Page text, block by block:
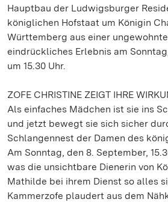
Hauptbau der Ludwigsburger
königlichen Hofstaat um Königin
Württemberg aus einer
eindrückliches Erlebnis am
um 15.30 Uhr.
ZOFE CHRISTINE ZEIGT IHRE
Als einfaches Mädchen ist sie ins
und jetzt bewegt sie sich sicher
Schlangennest der Damen des
Am Sonntag, den 8. September,
was die unsichtbare Dienerin von
Mathilde bei ihrem Dienst so alles
Kammerzofe plaudert aus dem